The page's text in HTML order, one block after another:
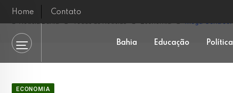
Skip
content
Home Contato
Bahia Educação Política
ECONOMIA